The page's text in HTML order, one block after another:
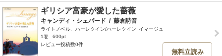
ギリシア富豪が愛した薔薇
キャンディ・シェパード / 藤倉詩音
ライトノベル、ハーレクイン/ハーレクイン･イマージュ
1巻
600pt
レビュー投稿数0件
無料立読み